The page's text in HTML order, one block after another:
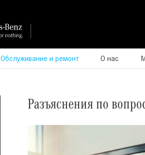
Обслуживание и ремонт О нас
Разъяснения по